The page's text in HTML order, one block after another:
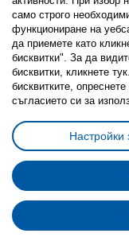
FacebookTwitter
Политика за
Избор на
Условия за ползване
Политика за
Общи
Политика за
© Inter-
само строго
функциониране на
да приемете като
бисквитки". За да
бисквитки, кликнете
бисквитките,
съгласието си за
Настройки